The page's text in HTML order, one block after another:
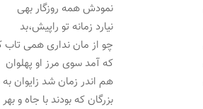
نمودش همه روزگار بهی
نیارد زمانه تو راپیش،بد
چو از مان نداری همی تاب
که آمد سوی مرز او پهلوان
هم اندر زمان شد زایوان
بزرگان که بودند با جاه و بهر